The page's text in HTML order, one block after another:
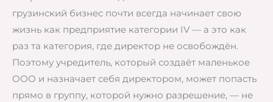
грузинский бизнес почти всегда начинает свою
жизнь как предприятие категории IV — а это как
раз та категория, где директор не освобождён.
Поэтому учредитель, который создаёт маленькое
ООО и назначает себя директором, может попасть
прямо в группу, которой нужно разрешение, — не